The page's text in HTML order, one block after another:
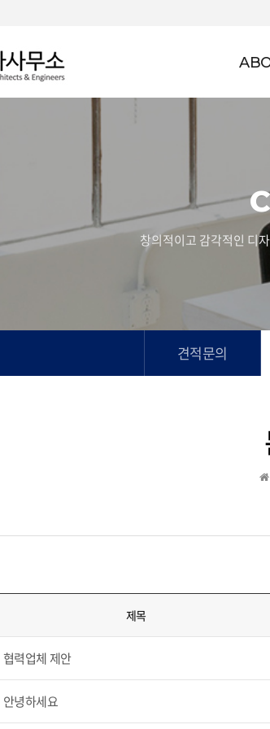
창의적이고 감각적인 디
견적문의
제목
협력업체 제안
안녕하세요